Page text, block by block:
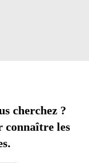
cherchez ?
connaître les